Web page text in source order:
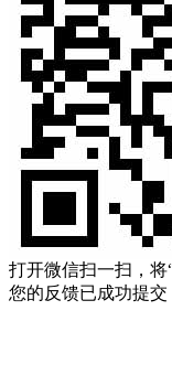
打开微信扫一扫
您的反馈已成功提交